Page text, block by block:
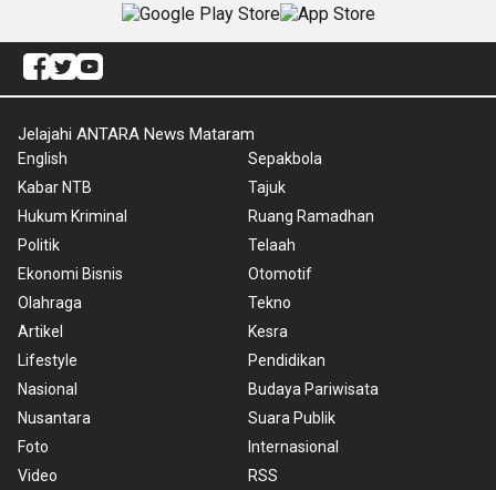
Jelajahi ANTARA News Mataram
English
Kabar NTB
Hukum Kriminal
Politik
Ekonomi Bisnis
Olahraga
Artikel
Lifestyle
Nasional
Nusantara
Foto
Video
Sepakbola
Tajuk
Ruang Ramadhan
Telaah
Otomotif
Tekno
Kesra
Pendidikan
Budaya Pariwisata
Suara Publik
Internasional
RSS